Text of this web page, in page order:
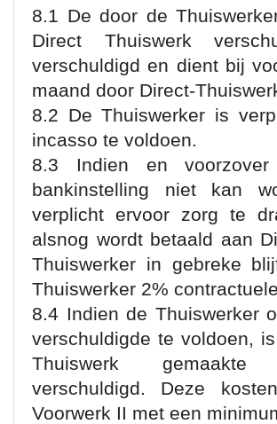
8.1 De door de
Direct Thuiswerk
verschuldigd en dient bij
maand door Direct-
8.2 De Thuiswerker is
incasso te voldoen.
8.3 Indien en
bankinstelling niet kan
verplicht ervoor zorg te
alsnog wordt betaald aan
Thuiswerker in gebreke
Thuiswerker 2%
8.4 Indien de Thuiswerker
verschuldigde te voldoen,
Thuiswerk gemaakte
verschuldigd. Deze
Voorwerk II met een